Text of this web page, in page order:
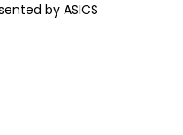
by ASICS